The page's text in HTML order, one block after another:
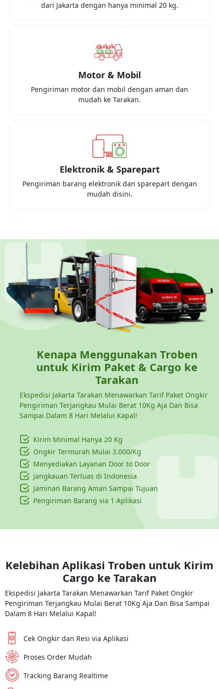
dari Jakarta dengan hanya minimal 20 kg.
Motor & Mobil
Pengiriman motor dan mobil dengan aman dan
mudah ke Tarakan.
Elektronik & Sparepart
Pengiriman barang elektronik dan sparepart dengan
mudah disini.
Kenapa Menggunakan Troben
untuk Kirim Paket & Cargo ke
Tarakan
Ekspedisi Jakarta Tarakan Menawarkan Tarif Paket Ongkir
Pengiriman Terjangkau Mulai Berat 10Kg Aja Dan Bisa
Sampai Dalam 8 Hari Melalui Kapal!
Kirim Minimal Hanya 20 Kg
Ongkir Termurah Mulai 3.000/Kg
Menyediakan Layanan Door to Door
Jangkauan Terluas di Indonesia
Jaminan Barang Aman Sampai Tujuan
Pengiriman Barang via 1 Aplikasi
Kelebihan Aplikasi Troben untuk Kirim
Cargo ke Tarakan
Ekspedisi Jakarta Tarakan Menawarkan Tarif Paket Ongkir
Pengiriman Terjangkau Mulai Berat 10Kg Aja Dan Bisa Sampai
Dalam 8 Hari Melalui Kapal!
Cek Ongkir dan Resi via Aplikasi
Proses Order Mudah
Tracking Barang Realtime